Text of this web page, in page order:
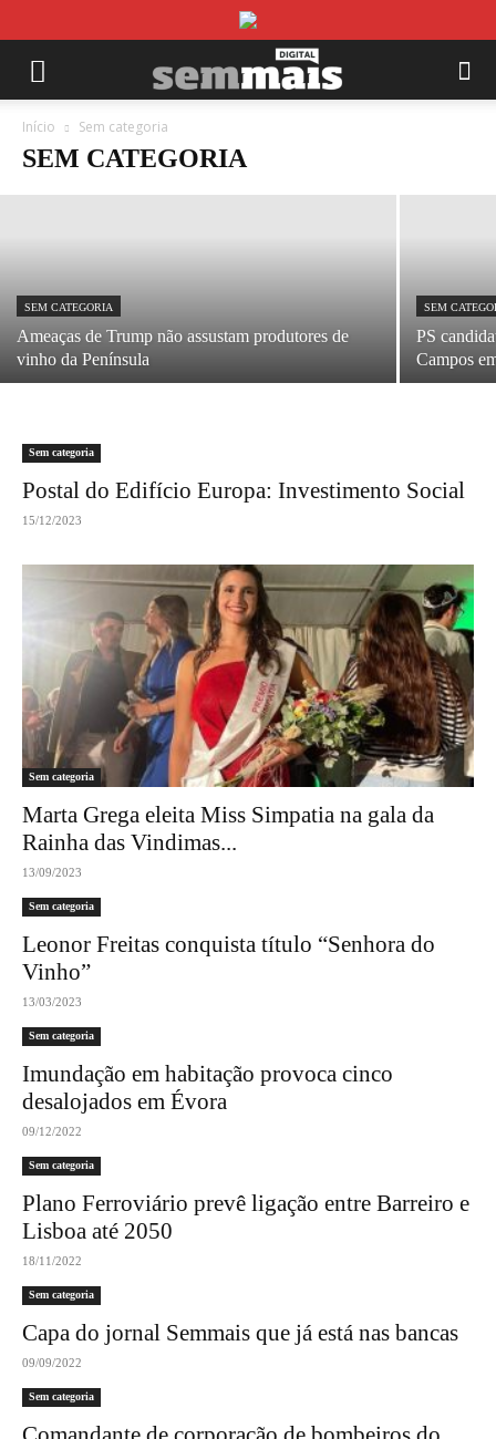
Início Sem categoria
SEM CATEGORIA
SEM CATEGORIA
Normalizar a exceção não é caminho
02/03/2026
SEM CATEGORIA
Ameaças de Trump não assustam produtores de
vinho da Península
SEM
PS
Campos
Sem categoria
Postal do Edifício Europa: Investimento Social
15/12/2023
Sem categoria
Marta Grega eleita Miss Simpatia na gala da
Rainha das Vindimas...
13/09/2023
Sem categoria
Leonor Freitas conquista título “Senhora do
Vinho”
13/03/2023
Sem categoria
Imundação em habitação provoca cinco
desalojados em Évora
09/12/2022
Sem categoria
Plano Ferroviário prevê ligação entre Barreiro e
Lisboa até 2050
18/11/2022
Sem categoria
Capa do jornal Semmais que já está nas bancas
09/09/2022
Sem categoria